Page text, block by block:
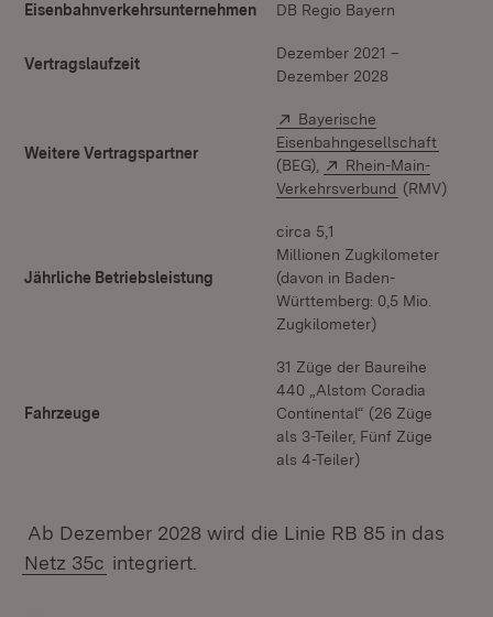
Eisenbahnverkehrsunternehmen DB Regio Bayern
Vertragslaufzeit
Dezember 2021 –
Dezember 2028
Weitere Vertragspartner
Extern:
Bayerische
Eisenbahngesellschaft
(BEG),
Extern:
Rhein-Main-
Verkehrsverbund (Öffnet in
(RMV)
Jährliche Betriebsleistung
circa 5,1
Millionen Zugkilometer
(davon in Baden-
Württemberg: 0,5 Mio.
Zugkilometer)
Fahrzeuge
31 Züge der Baureihe
440 „Alstom Coradia
Continental“ (26 Züge
als 3-Teiler, Fünf Züge
als 4-Teiler)
Ab Dezember 2028 wird die Linie RB 85 in das
Netz 35c integriert.